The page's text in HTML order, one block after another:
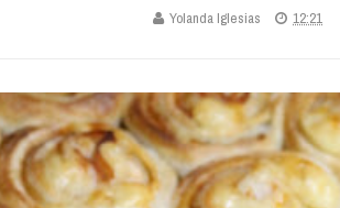
Yolanda Iglesias 12:21